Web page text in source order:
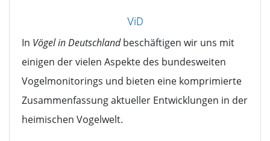
ViD
In Vögel in Deutschlandbeschäftigen wir uns mit
einigen der vielen Aspekte des bundesweiten
Vogelmonitorings und bieten eine komprimierte
Zusammenfassung aktueller Entwicklungen in der
heimischen Vogelwelt.